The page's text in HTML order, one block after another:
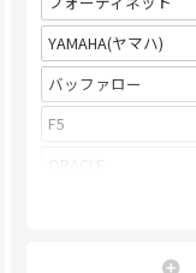
YAMAHA(ヤマハ)
バッファロー
F5